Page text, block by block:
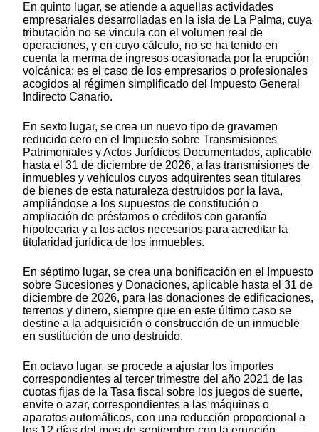
En quinto lugar, se atiende a aquellas actividades
empresariales desarrolladas en la isla de La Palma, cuya
tributación no se vincula con el volumen real de
operaciones, y en cuyo cálculo, no se ha tenido en
cuenta la merma de ingresos ocasionada por la erupción
volcánica; es el caso de los empresarios o profesionales
acogidos al régimen simplificado del Impuesto General
Indirecto Canario.
En sexto lugar, se crea un nuevo tipo de gravamen
reducido cero en el Impuesto sobre Transmisiones
Patrimoniales y Actos Jurídicos Documentados, aplicable
hasta el 31 de diciembre de 2026, a las transmisiones de
inmuebles y vehículos cuyos adquirentes sean titulares
de bienes de esta naturaleza destruidos por la lava,
ampliándose a los supuestos de constitución o
ampliación de préstamos o créditos con garantía
hipotecaria y a los actos necesarios para acreditar la
titularidad jurídica de los inmuebles.
En séptimo lugar, se crea una bonificación en el Impuesto
sobre Sucesiones y Donaciones, aplicable hasta el 31 de
diciembre de 2026, para las donaciones de edificaciones,
terrenos y dinero, siempre que en este último caso se
destine a la adquisición o construcción de un inmueble
en sustitución de uno destruido.
En octavo lugar, se procede a ajustar los importes
correspondientes al tercer trimestre del año 2021 de las
cuotas fijas de la Tasa fiscal sobre los juegos de suerte,
envite o azar, correspondientes a las máquinas o
aparatos automáticos, con una reducción proporcional a